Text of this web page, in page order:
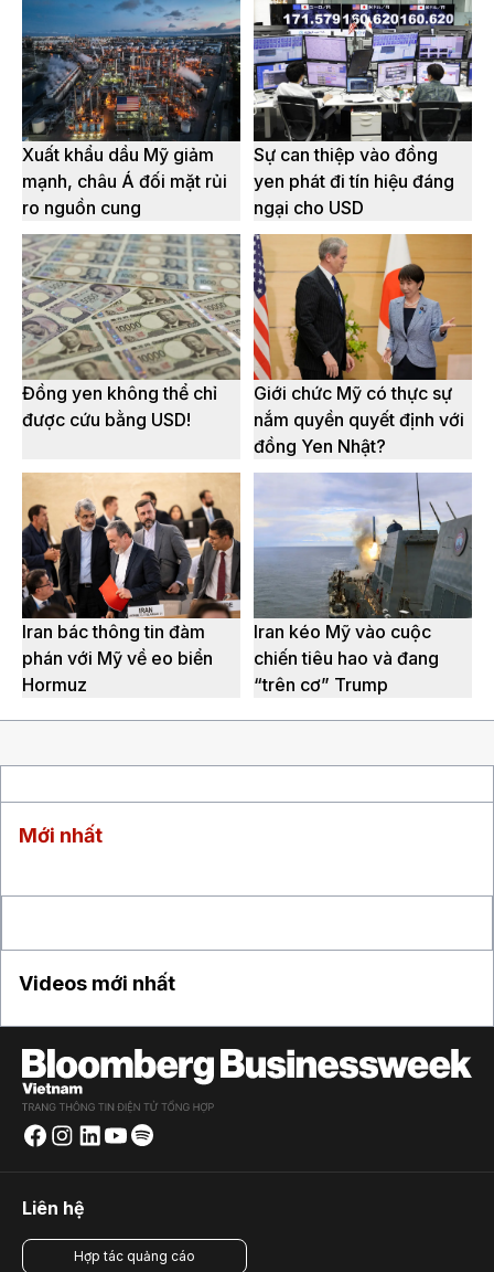
Xuất khẩu dầu Mỹ giảm
mạnh, châu Á đối mặt rủi
ro nguồn cung
Sự can thiệp vào đồng
yen phát đi tín hiệu đáng
ngại cho USD
Đồng yen không thể chỉ
được cứu bằng USD!
Giới chức Mỹ có thực sự
nắm quyền quyết định với
đồng Yen Nhật?
Iran bác thông tin đàm
phán với Mỹ về eo biển
Hormuz
Iran kéo Mỹ vào cuộc
chiến tiêu hao và đang
“trên cơ” Trump
Mới nhất
Videos mới nhất
Liên hệ
Hợp tác quảng cáo